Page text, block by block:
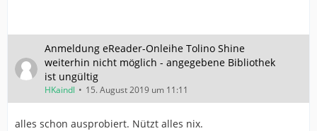
Anmeldung eReader-Onleihe Tolino Shine
weiterhin nicht möglich - angegebene Bibliothek
ist ungültig
HKaindl 15. August 2019 um 11:11
alles schon ausprobiert. Nützt alles nix.